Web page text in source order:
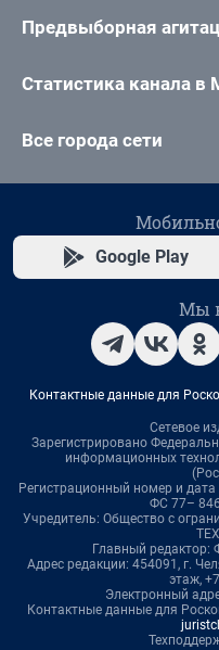
Предвыборная
Статистика канала в
Все города сети
Google Play
Мы
Контактные данные для
Сетевое
Зарегистрировано
информационных
Регистрационный номер и
ФС 77–
Учредитель: Общество с
Главный редактор:
Адрес редакции: 454091, г.
этаж,
Электронный
Контактные данные для